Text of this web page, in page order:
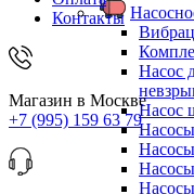
Контакты
Магазин в Москве
+7 (995) 159 63 79
Насос
Насос